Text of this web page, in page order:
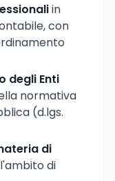
in
con
degli Enti
normativa
(d.lgs.
di
di